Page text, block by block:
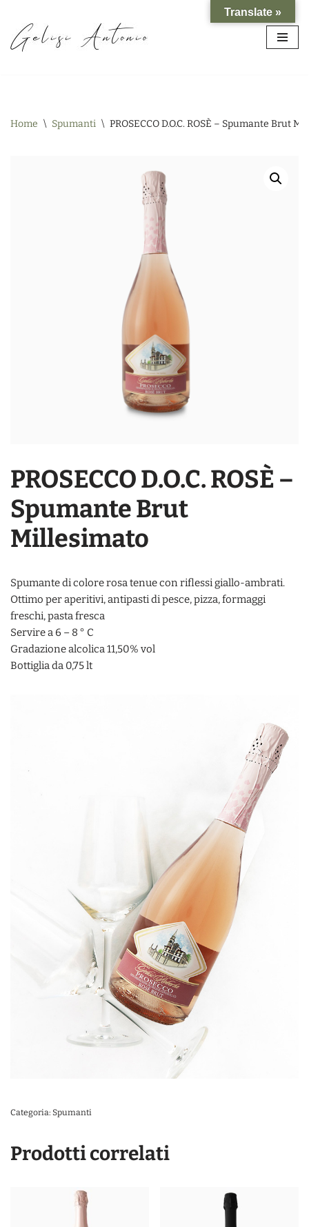
Vai
al
Home \ Spumanti \ PROSECCO D.O.C. ROSÈ – Spumante Brut
PROSECCO D.O.C. ROSÈ –
Spumante Brut
Millesimato
Spumante di colore rosa tenue con riflessi giallo-ambrati.
Ottimo per aperitivi, antipasti di pesce, pizza, formaggi
freschi, pasta fresca
Servire a 6 – 8 ° C
Gradazione alcolica 11,50% vol
Bottiglia da 0,75 lt
Categoria: Spumanti
Prodotti correlati
Translate »